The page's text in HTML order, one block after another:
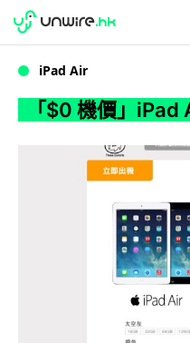
WWDC 2026
iPad Air
「$0 機價」